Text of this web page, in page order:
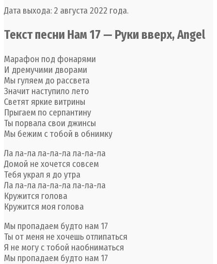
Дата выхода: 2 августа 2022 года.
Текст песни Нам 17 — Руки вверх, Angel
Марафон под фонарями
И дремучими дворами
Мы гуляем до рассвета
Значит наступило лето
Светят яркие витрины
Прыгаем по серпантину
Ты порвала свои джинсы
Мы бежим с тобой в обнимку
Ла ла-ла ла-ла-ла ла-ла-ла
Домой не хочется совсем
Тебя украл я до утра
Ла ла-ла ла-ла-ла ла-ла-ла
Кружится голова
Кружится моя голова
Мы пропадаем будто нам 17
Ты от меня не хочешь отлипаться
Я не могу с тобой наобниматься
Мы пропадаем будто нам 17